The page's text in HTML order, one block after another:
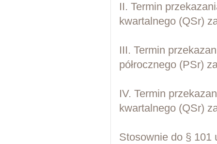
II. Termin
kwartalnego (QSr)
III. Termin
półrocznego (PSr)
IV. Termin
kwartalnego (QSr)
Stosownie do § 101